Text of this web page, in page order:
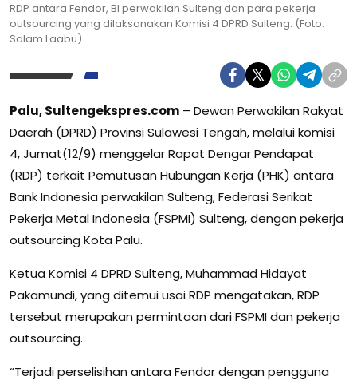
RDP antara Fendor, BI perwakilan Sulteng dan para pekerja
outsourcing yang dilaksanakan Komisi 4 DPRD Sulteng. (Foto:
Salam Laabu)
Palu, Sultengekspres.com – Dewan Perwakilan Rakyat
Daerah (DPRD) Provinsi Sulawesi Tengah, melalui komisi
4, Jumat(12/9) menggelar Rapat Dengar Pendapat
(RDP) terkait Pemutusan Hubungan Kerja (PHK) antara
Bank Indonesia perwakilan Sulteng, Federasi Serikat
Pekerja Metal Indonesia (FSPMI) Sulteng, dengan pekerja
outsourcing Kota Palu.
Ketua Komisi 4 DPRD Sulteng, Muhammad Hidayat
Pakamundi, yang ditemui usai RDP mengatakan, RDP
tersebut merupakan permintaan dari FSPMI dan pekerja
outsourcing.
“Terjadi perselisihan antara Fendor dengan pengguna